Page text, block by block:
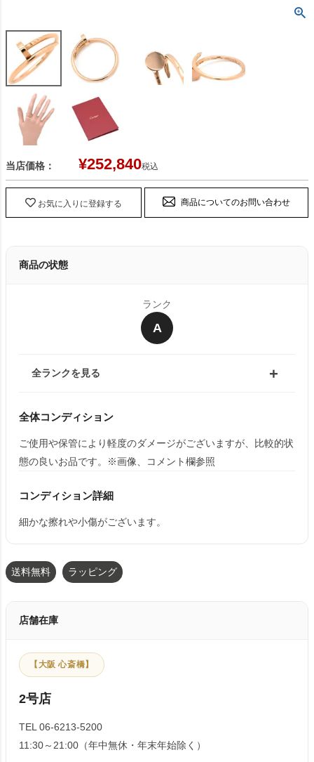
当店価格： ¥252,840税込
お気に入りに登録する 商品についてのお問い合わせ
商品の状態
ランク
A
全ランクを見る
全体コンディション
ご使用や保管により軽度のダメージがございますが、比較的状
態の良いお品です。※画像、コメント欄参照
コンディション詳細
細かな擦れや小傷がございます。
送料無料 ラッピング
店舗在庫
【大阪 心斎橋】
2号店
TEL 06-6213-5200
11:30～21:00（年中無休・年末年始除く）